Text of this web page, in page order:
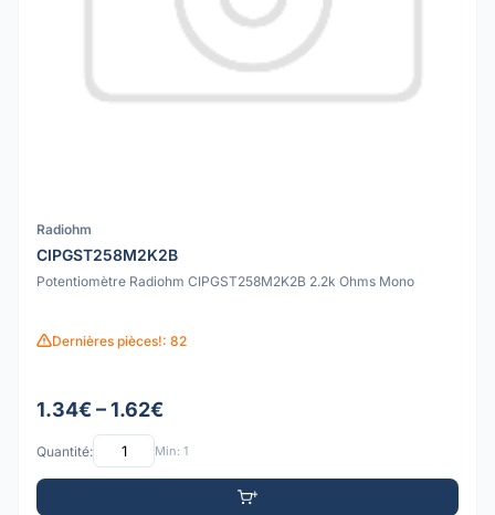
Radiohm
CIPGST258M2K2B
Potentiomètre Radiohm CIPGST258M2K2B 2.2k Ohms Mono
Dernières pièces!: 82
1.34€ – 1.62€
Quantité: Min: 1